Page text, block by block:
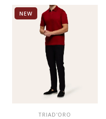
NEW
TRIAD'ORO